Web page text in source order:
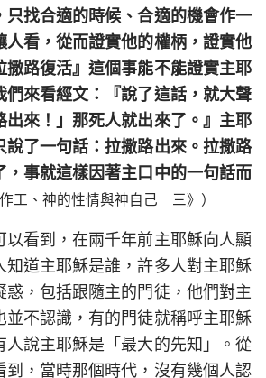
只找合適的時候、合適的機會作一
人看，從而證實他的權柄，證實他
撒路復活』這個事能不能證實主耶
們來看經文：『說了這話，就大聲
出來！」那死人就出來了。』主耶
說了一句話：拉撒路出來。拉撒路
，事就這樣因著主口中的一句話而
作工、神的性情與神自己 三》）
以看到，在兩千年前主耶穌向人顯
知道主耶穌是誰，許多人對主耶穌
惑，包括跟隨主的門徒，他們對主
並不認識，有的門徒就稱呼主耶穌
人說主耶穌是「最大的先知」。從
到，當時那個時代，沒有幾個人認